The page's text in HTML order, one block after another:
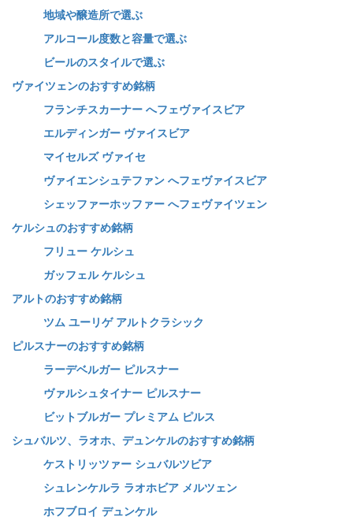
地域や醸造所で選ぶ
アルコール度数と容量で選ぶ
ビールのスタイルで選ぶ
ヴァイツェンのおすすめ銘柄
フランチスカーナー へフェヴァイスビア
エルディンガー ヴァイスビア
マイセルズ ヴァイセ
ヴァイエンシュテファン へフェヴァイスビア
シェッファーホッファー へフェヴァイツェン
ケルシュのおすすめ銘柄
フリュー ケルシュ
ガッフェル ケルシュ
アルトのおすすめ銘柄
ツム ユーリゲ アルトクラシック
ピルスナーのおすすめ銘柄
ラーデベルガー ピルスナー
ヴァルシュタイナー ピルスナー
ビットブルガー プレミアム ピルス
シュバルツ、ラオホ、デュンケルのおすすめ銘柄
ケストリッツァー シュバルツビア
シュレンケルラ ラオホビア メルツェン
ホフブロイ デュンケル